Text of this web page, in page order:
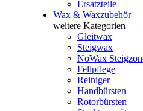
Ersatzteile
Wax & Waxzubehör
weitere Kategorien
Gleitwax
Steigwax
NoWax
Fellpflege
Reiniger
Handbürsten
Rotorbürsten